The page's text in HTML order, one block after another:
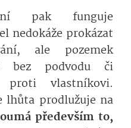
pak funguje
nedokáže prokázat
ale pozemek
bez podvodu či
proti vlastníkovi.
lhůta prodlužuje na
především to,